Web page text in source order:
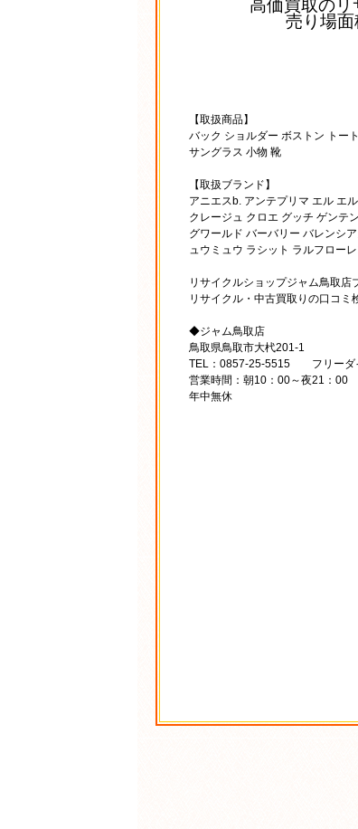
高価買取のリ
売り場面
【取扱商品】
バック ショルダー ボストン トー
サングラス 小物 靴
【取扱ブランド】
アニエスb. アンテプリマ エル エ
クレージュ クロエ グッチ ゲンテ
グワールド バーバリー バレンシ
ュウミュウ ラシット ラルフロー
リサイクルショップジャム鳥取店
リサイクル・中古買取りの口コ
◆ジャム鳥取店
鳥取県鳥取市大杙201-1
TEL：0857-25-5515 フリーダ
営業時間：朝10：00～夜21：00
年中無休